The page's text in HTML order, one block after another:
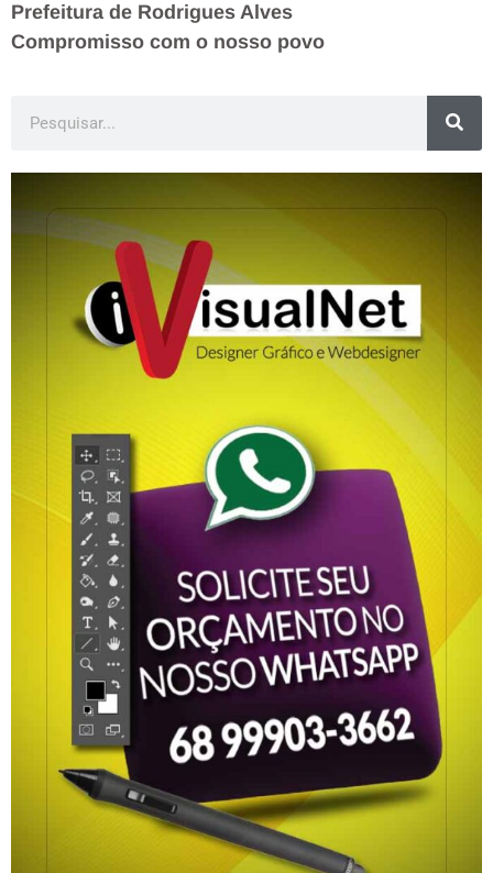
Prefeitura de Rodrigues Alves
Compromisso com o nosso povo